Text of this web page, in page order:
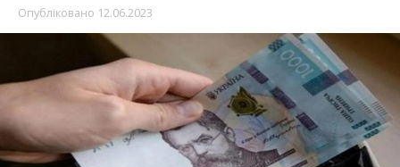
У Нікополі продовжується прийом заявок для
можливого отримання одноразової фінансової
допомоги від Міжнародної організації з
міграції. Сума допомоги складає 6660 гривень
за 3 місця. Тобто 2220 гривень на місяць
кожному у родині.